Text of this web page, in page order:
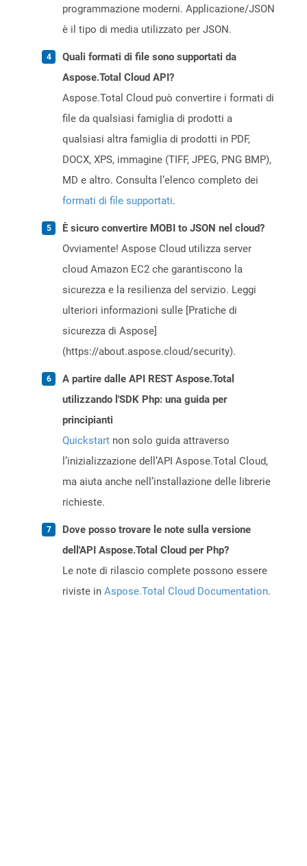
programmazione moderni. Applicazione/JSON
è il tipo di media utilizzato per JSON.
Quali formati di file sono supportati da
Aspose.Total Cloud API?
Aspose.Total Cloud può convertire i formati di
file da qualsiasi famiglia di prodotti a
qualsiasi altra famiglia di prodotti in PDF,
DOCX, XPS, immagine (TIFF, JPEG, PNG BMP),
MD e altro. Consulta l’elenco completo dei
formati di file supportati.
È sicuro convertire MOBI to JSON nel cloud?
Ovviamente! Aspose Cloud utilizza server
cloud Amazon EC2 che garantiscono la
sicurezza e la resilienza del servizio. Leggi
ulteriori informazioni sulle [Pratiche di
sicurezza di Aspose]
(https://about.aspose.cloud/security).
A partire dalle API REST Aspose.Total
utilizzando l'SDK Php: una guida per
principianti
Quickstart non solo guida attraverso
l’inizializzazione dell’API Aspose.Total Cloud,
ma aiuta anche nell’installazione delle librerie
richieste.
Dove posso trovare le note sulla versione
dell'API Aspose.Total Cloud per Php?
Le note di rilascio complete possono essere
riviste in Aspose.Total Cloud Documentation.